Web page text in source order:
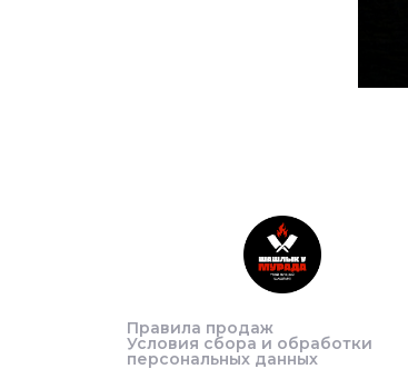
Правила продаж
Условия сбора и обработки
персональных данных